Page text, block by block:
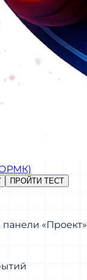
ПРОЙТИ ТЕСТ